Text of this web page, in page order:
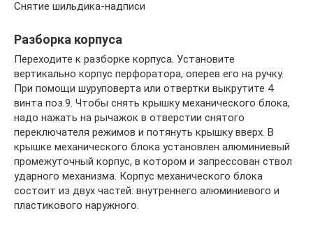
Снятие шильдика-надписи
Разборка корпуса
Переходите к разборке корпуса. Установите
вертикально корпус перфоратора, оперев его на ручку.
При помощи шуруповерта или отвертки выкрутите 4
винта поз.9. Чтобы снять крышку механического блока,
надо нажать на рычажок в отверстии снятого
переключателя режимов и потянуть крышку вверх. В
крышке механического блока установлен алюминиевый
промежуточный корпус, в котором и запрессован ствол
ударного механизма. Корпус механического блока
состоит из двух частей: внутреннего алюминиевого и
пластикового наружного.